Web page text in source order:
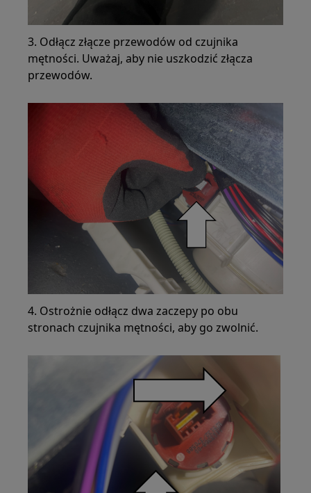
3. Odłącz złącze przewodów od czujnika
mętności. Uważaj, aby nie uszkodzić złącza
przewodów.
4. Ostrożnie odłącz dwa zaczepy po obu
stronach czujnika mętności, aby go zwolnić.